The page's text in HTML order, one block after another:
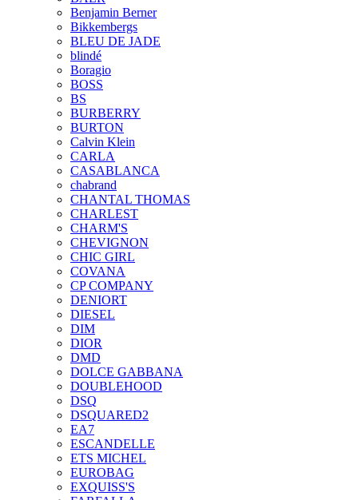
Benjamin Berner
Bikkembergs
BLEU DE JADE
blindé
Boragio
BOSS
BS
BURBERRY
BURTON
Calvin Klein
CARLA
CASABLANCA
chabrand
CHANTAL THOMAS
CHARLEST
CHARM'S
CHEVIGNON
CHIC GIRL
COVANA
CP COMPANY
DENIORT
DIESEL
DIM
DIOR
DMD
DOLCE GABBANA
DOUBLEHOOD
DSQ
DSQUARED2
EA7
ESCANDELLE
ETS MICHEL
EUROBAG
EXQUISS'S